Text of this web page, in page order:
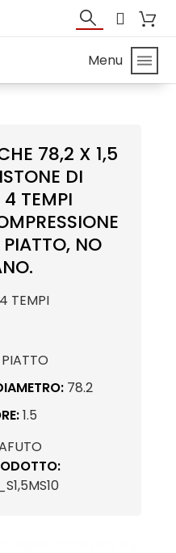
Menu
78,2 X 1,5
DI
TEMPI
NO
4 TEMPI
PIATTO
78.2
1.5